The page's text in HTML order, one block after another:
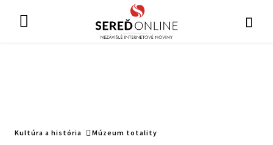
Kultúra a história Múzeum totality